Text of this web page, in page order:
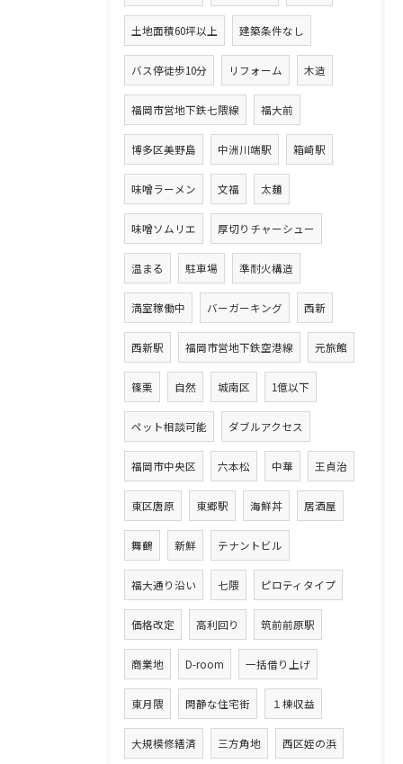
土地面積60坪以上 建築条件なし
バス停徒歩10分 リフォーム 木造
福岡市営地下鉄七隈線 福大前
博多区美野島 中洲川端駅 箱崎駅
味噌ラーメン 文福 太麺
味噌ソムリエ 厚切りチャーシュー
温まる 駐車場 準耐火構造
満室稼働中 バーガーキング 西新
西新駅 福岡市営地下鉄空港線 元旅館
篠栗 自然 城南区 1億以下
ペット相談可能 ダブルアクセス
福岡市中央区 六本松 中華 王貞治
東区唐原 東郷駅 海鮮丼 居酒屋
舞鶴 新鮮 テナントビル
福大通り沿い 七隈 ピロティタイプ
価格改定 高利回り 筑前前原駅
商業地 D-room 一括借り上げ
東月隈 閑静な住宅街 １棟収益
大規模修繕済 三方角地 西区姪の浜